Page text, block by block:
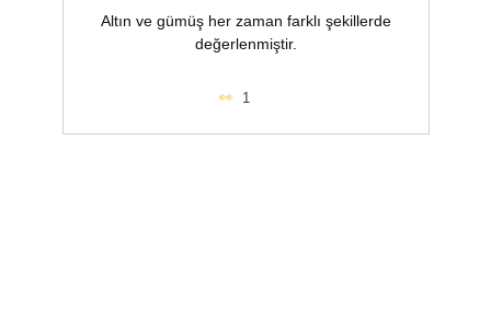
Altın ve gümüş her zaman farklı şekillerde
değerlenmiştir.
1